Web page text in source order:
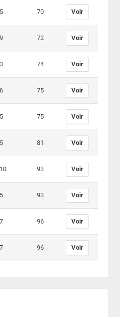
5 70 Voir
9 72 Voir
3 74 Voir
6 75 Voir
5 75 Voir
5 81 Voir
10 93 Voir
5 93 Voir
7 96 Voir
7 96 Voir